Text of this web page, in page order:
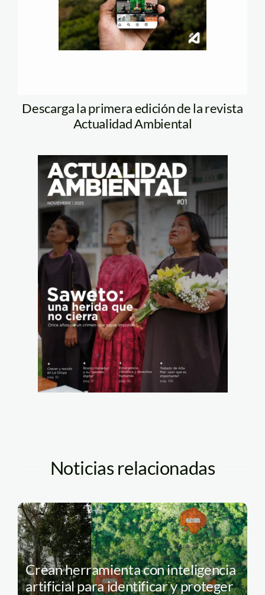
Descarga la primera edición de la revista
Actualidad Ambiental
Noticias relacionadas
Crean herramienta con inteligencia
artificial para identificar y proteger